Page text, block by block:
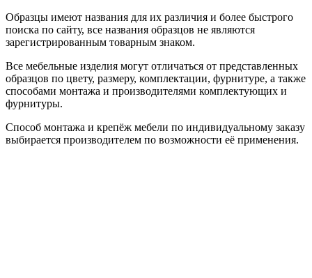
Образцы имеют названия для их различия и более быстрого
поиска по сайту, все названия образцов не являются
зарегистрированным товарным знаком.
Все мебельные изделия могут отличаться от представленных
образцов по цвету, размеру, комплектации, фурнитуре, а также
способами монтажа и производителями комплектующих и
фурнитуры.
Способ монтажа и крепёж мебели по индивидуальному заказу
выбирается производителем по возможности её применения.